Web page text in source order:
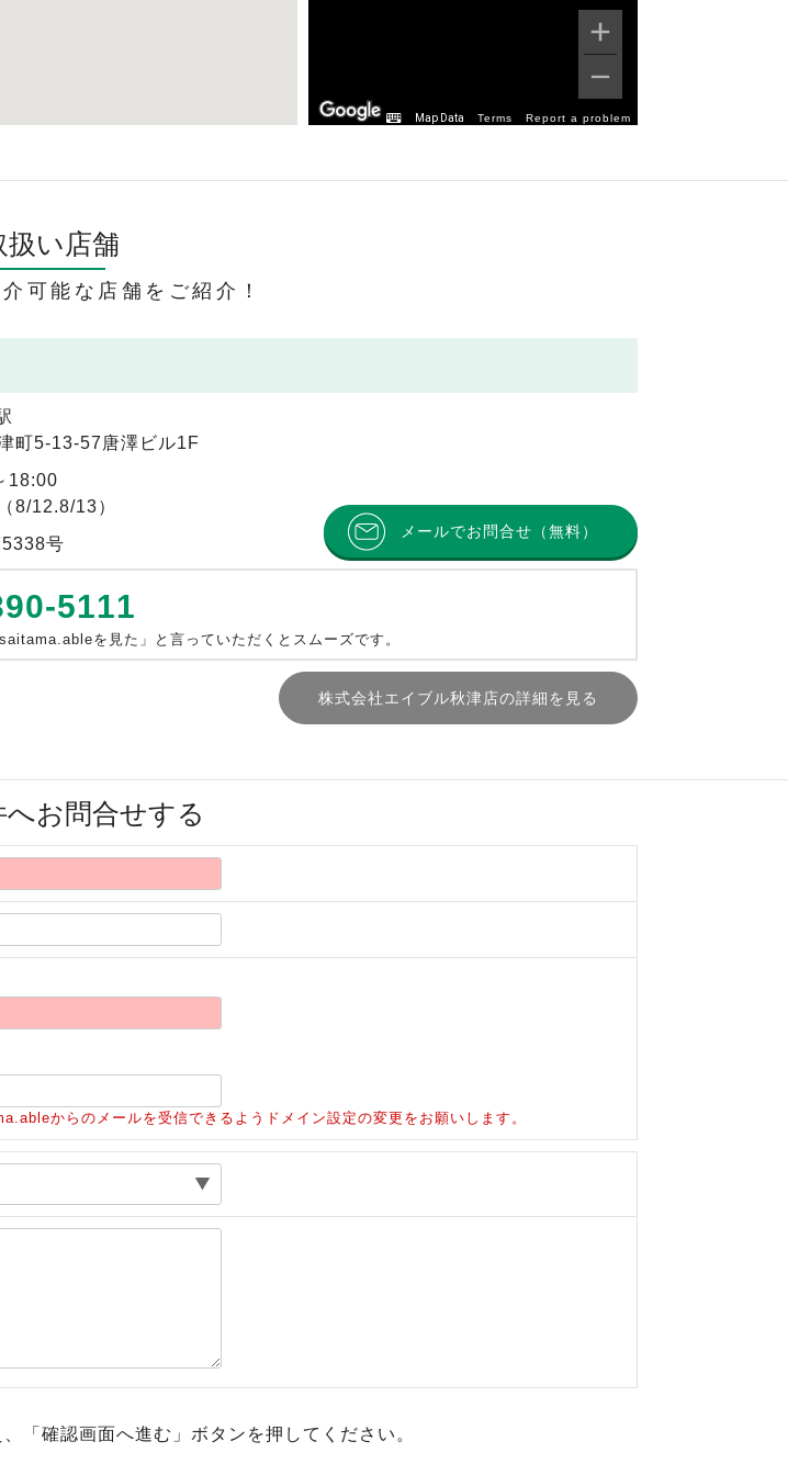
Map Data Terms Report a problem
扱い店舗
可能な店舗をご紹介！
町5-13-57唐澤ビル1F
18:00
8/12.8/13）
号
メールでお問合せ（無料）
5111
を見た」と言っていただくとスムーズです。
株式会社エイブル秋津店の詳細を見る
へお問合せする
からのメールを受信できるようドメイン設定の変更をお願いします。
「確認画面へ進む」ボタンを押してください。